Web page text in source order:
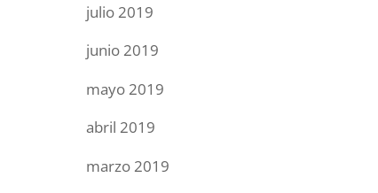
julio 2019
junio 2019
mayo 2019
abril 2019
marzo 2019